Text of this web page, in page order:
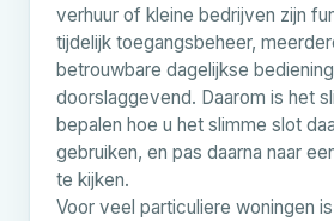
verhuur of kleine bedrijven zijn
tijdelijk toegangsbeheer,
betrouwbare dagelijkse
doorslaggevend. Daarom is het
bepalen hoe u het slimme slot
gebruiken, en pas daarna naar
te kijken.
Voor veel particuliere woningen is